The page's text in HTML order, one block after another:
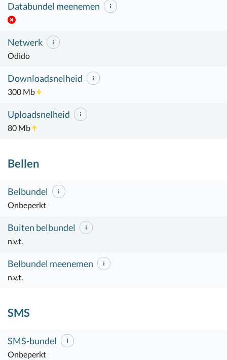
Databundel meenemen
Netwerk
Odido
Downloadsnelheid
300 Mb
Uploadsnelheid
80 Mb
Bellen
Belbundel
Onbeperkt
Buiten belbundel
n.v.t.
Belbundel meenemen
n.v.t.
SMS
SMS-bundel
Onbeperkt